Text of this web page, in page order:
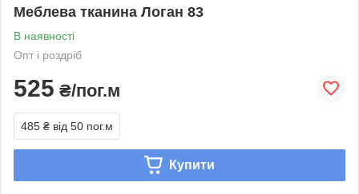
Меблева тканина Логан 83
В наявності
Опт і роздріб
525 ₴/пог.м
485 ₴ від 50 пог.м
Купити